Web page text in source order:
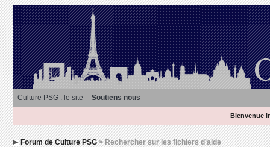
Culture PSG : le site Soutiens nous
Bienvenue
Forum de Culture PSG> Rechercher sur les fichiers d'aide